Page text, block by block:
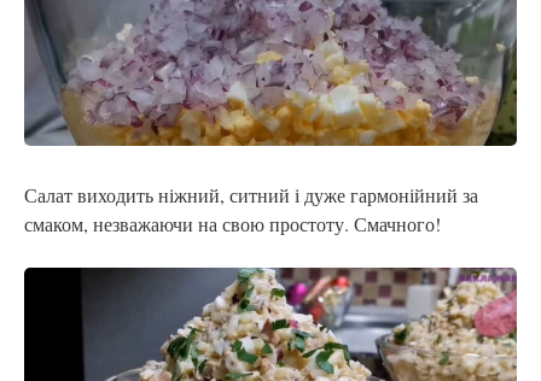
Салат виходить ніжний, ситний і дуже гармонійний за
смаком, незважаючи на свою простоту. Смачного!